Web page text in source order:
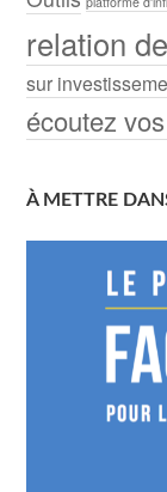
relation
sur
écoutez
À METTRE